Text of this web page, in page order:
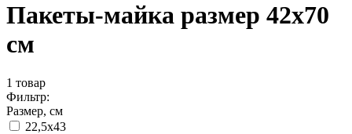
Пакеты-майка размер 42x70
см
1 товар
Фильтр:
Размер, см
22,5x43